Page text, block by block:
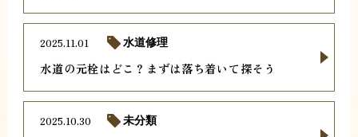
水道の元栓はどこ？まずは落ち着いて探そう
2025.11.01 水道修理
2025.10.30 未分類